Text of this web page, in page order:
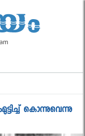
കൊന്നുവെന്നു